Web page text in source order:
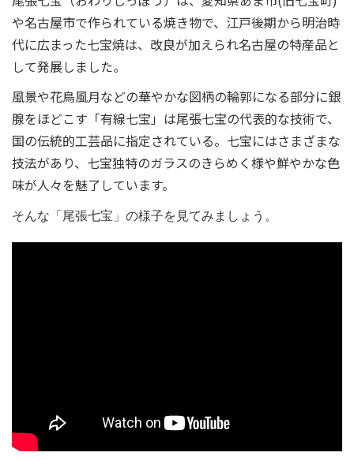
や名古屋市で作られている焼き物で、江戸後期から明治時
代に広まった七宝焼は、改良が加えられ名古屋の特産品と
して発展しました。
風景や花鳥風月などの華やかな図柄の輪郭になる部分に銀
腺をほどこす「有線七宝」は尾張七宝の代表的な技術で、
国の伝統的工芸品に指定されている。七宝にはさまざまな
技法があり、七宝独特のガラスのきらめく様や鮮やかな色
味が人々を魅了しています。
そんな「尾張七宝」の様子を見てみましょう。